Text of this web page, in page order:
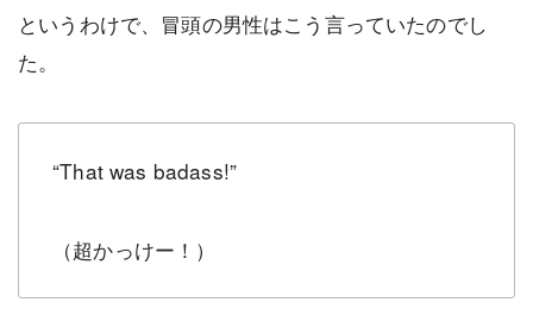
というわけで、冒頭の男性はこう言っていたのでし
た。
“That was badass!”
（超かっけー！）